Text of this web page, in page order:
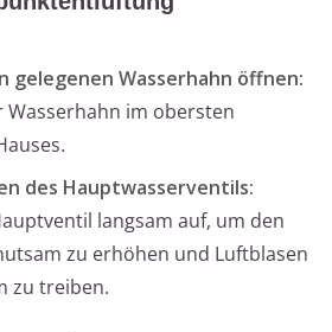
gelegenen Wasserhahn öffnen:
Wasserhahn im obersten
des Hauptwasserventils:
langsam auf, um den
zu erhöhen und Luftblasen
zu treiben.